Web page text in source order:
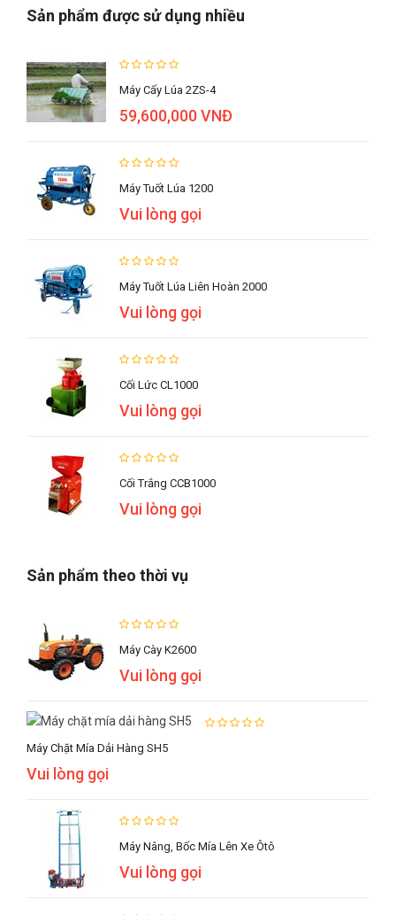
Sản phẩm được sử dụng nhiều
Máy Cấy Lúa 2ZS-4
59,600,000 VNĐ
Máy Tuốt Lúa 1200
Vui lòng gọi
Máy Tuốt Lúa Liên Hoàn 2000
Vui lòng gọi
Cối Lức CL1000
Vui lòng gọi
Cối Trắng CCB1000
Vui lòng gọi
Sản phẩm theo thời vụ
Máy Cày K2600
Vui lòng gọi
Máy Chặt Mía Dải Hàng SH5
Vui lòng gọi
Máy Nâng, Bốc Mía Lên Xe Ôtô
Vui lòng gọi